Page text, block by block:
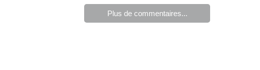
Plus de commentaires...